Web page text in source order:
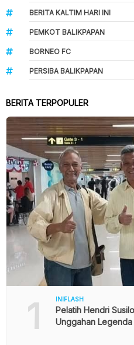
BERITA KALTIM HARI INI
PEMKOT BALIKPAPAN
BORNEO FC
PERSIBA BALIKPAPAN
BERITA TERPOPULER
1 INIFLASH
Pelatih Hendri
Unggahan Legenda